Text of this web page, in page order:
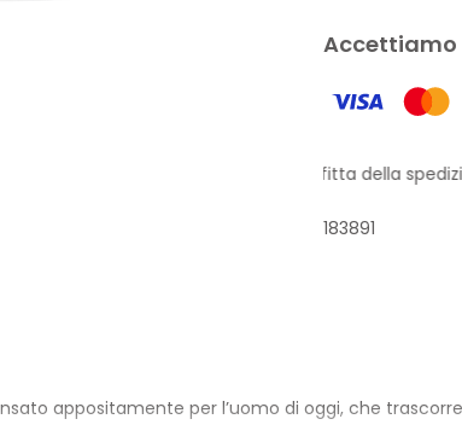
Accettiamo
Approfitta della
183891
appositamente per l’uomo di oggi, che